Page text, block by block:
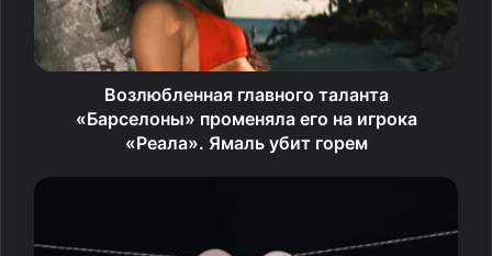
приходится платить недоступностью ипотеки в том
числе. Он отметил, что было очень рациональным
действием со стороны правительства поддержка
ипотеки в период ковида и в 2022 году, и если бы этих
действий не было сделано, были бы очень тяжелые
последствия. Как он считает, потом чуть-чуть
перегрели ипотеку.
Возлюбленная главного таланта
«Барселоны» променяла его на игрока
«Реала». Ямаль убит горем